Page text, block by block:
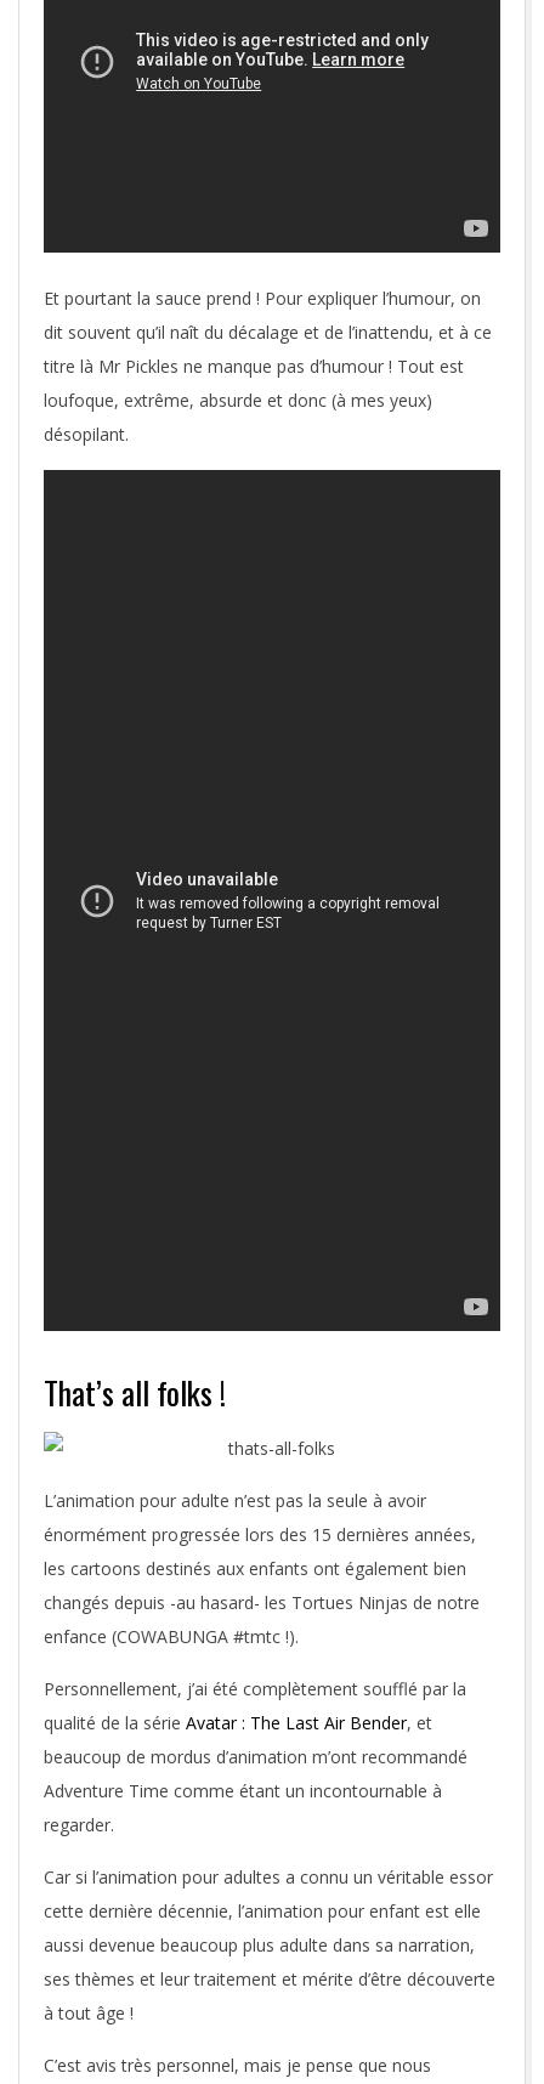
Et pourtant la sauce prend ! Pour expliquer l’humour, on
dit souvent qu’il naît du décalage et de l’inattendu, et à ce
titre là Mr Pickles ne manque pas d’humour ! Tout est
loufoque, extrême, absurde et donc (à mes yeux)
désopilant.
That’s all folks !
L’animation pour adulte n’est pas la seule à avoir
énormément progressée lors des 15 dernières années,
les cartoons destinés aux enfants ont également bien
changés depuis -au hasard- les Tortues Ninjas de notre
enfance (COWABUNGA #tmtc !).
Personnellement, j’ai été complètement soufflé par la
qualité de la série Avatar : The Last Air Bender, et
beaucoup de mordus d’animation m’ont recommandé
Adventure Time comme étant un incontournable à
regarder.
Car si l’animation pour adultes a connu un véritable essor
cette dernière décennie, l’animation pour enfant est elle
aussi devenue beaucoup plus adulte dans sa narration,
ses thèmes et leur traitement et mérite d’être découverte
à tout âge !
C’est avis très personnel, mais je pense que nous